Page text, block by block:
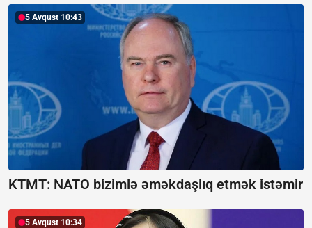
5 Avqust 10:43
KTMT: NATO bizimlə əməkdaşlıq etmək istəmir
5 Avqust 10:34